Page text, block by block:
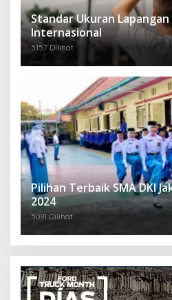
Standar Ukuran
Internasional
5157 Dilihat
Pilihan Terbaik SMA DKI
2024
5091 Dilihat